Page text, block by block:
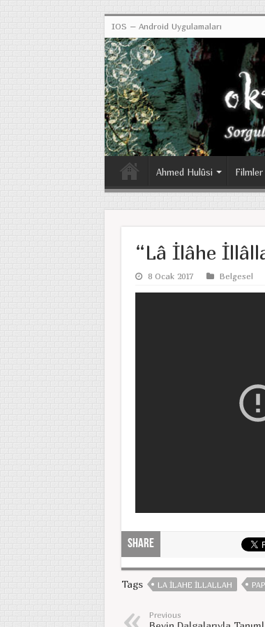
IOS – Android Uygulamaları
Ahmed Hulûsi Filmler
“Lâ İlâhe
8 Ocak 2017 Belgesel
Share
Tags LA ILAHE ILLALLAH
Previous